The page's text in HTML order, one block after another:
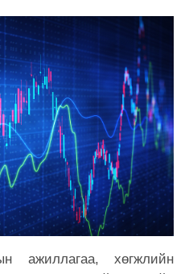
ажиллагаа, хөгжлийн